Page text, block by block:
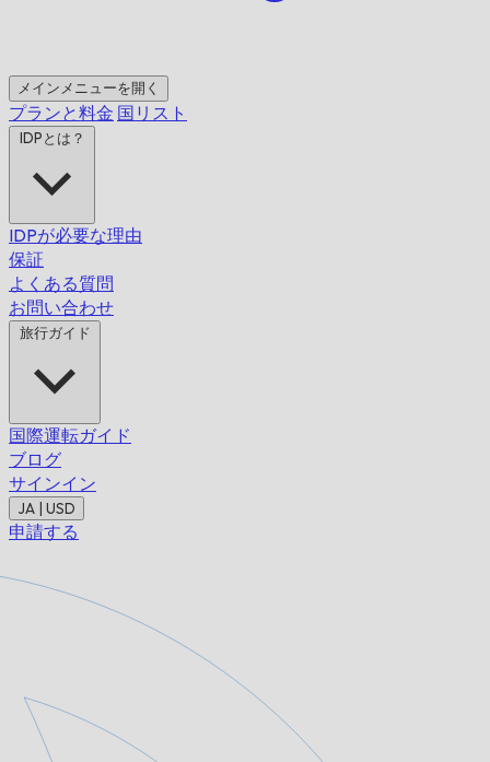
メインメニューを開く
プランと料金 国リスト
IDPとは？
IDPが必要な理由
保証
よくある質問
お問い合わせ
旅行ガイド
国際運転ガイド
ブログ
サインイン
JA | USD
申請する